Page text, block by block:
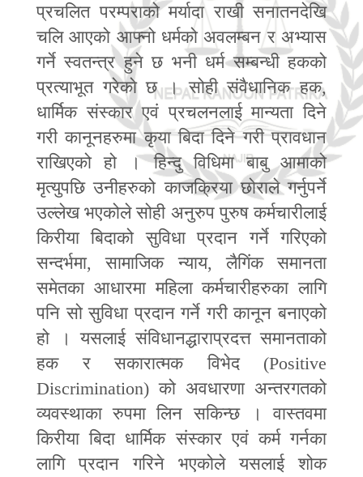
प्रचलित परम्पराको मर्यादा राखी सनातनदेखि
चलि आएको आफ्नो धर्मको अवलम्बन र अभ्यास
गर्ने स्वतन्त्र हुने छ भनी धर्म सम्बन्धी हकको
प्रत्याभूत गरेको छ । सोही संवैधानिक हक,
धार्मिक संस्कार एवं प्रचलनलाई मान्यता दिने
गरी कानूनहरुमा कृया बिदा दिने गरी प्रावधान
राखिएको हो । हिन्दु विधिमा बाबु आमाको
मृत्युपछि उनीहरुको काजक्रिया छोराले गर्नुपर्ने
उल्लेख भएकोले सोही अनुरुप पुरुष कर्मचारीलाई
किरीया बिदाको सुविधा प्रदान गर्ने गरिएको
सन्दर्भमा,सामाजिक न्याय,लैगिंक समानता
समेतका आधारमा महिला कर्मचारीहरुका लागि
पनि सो सुविधा प्रदान गर्ने गरी कानून बनाएको
हो । यसलाई संविधानद्धाराप्रदत्त समानताको
हक र सकारात्मक विभेद (Positive
Discrimination) को अवधारणा अन्तरगतको
व्यवस्थाका रुपमा लिन सकिन्छ । वास्तवमा
किरीया बिदा धार्मिक संस्कार एवं कर्म गर्नका
लागि प्रदान गरिने भएकोले यसलाई शोक